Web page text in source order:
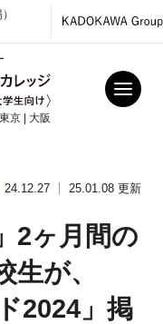
東京 | 大阪
24.12.27 25.01.08 更新
2ヶ月間の
が、
2024」掲